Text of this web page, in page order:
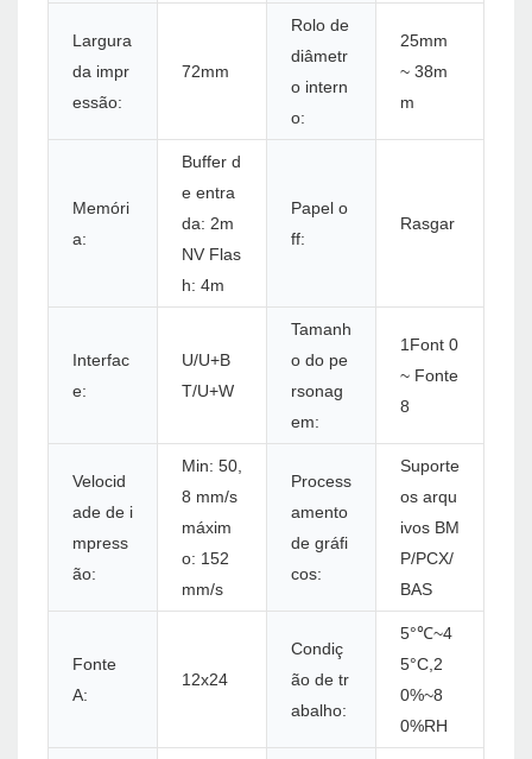
Largura
da impr
essão:
72mm
Rolo de
diâmetr
o intern
o:
25mm
~ 38m
m
Memóri
a:
Buffer d
e entra
da: 2m
NV Flas
h: 4m
Papel o
ff:
Rasgar
Interfac
e:
U/U+B
T/U+W
Tamanh
o do pe
rsonag
em:
1Font 0
~ Fonte
8
Velocid
ade de i
mpress
ão:
Min: 50,
8 mm/s
máxim
o: 152
mm/s
Process
amento
de gráfi
cos:
Suporte
os arqu
ivos BM
P/PCX/
BAS
Fonte
A:
12x24
Condiç
ão de tr
abalho:
5°℃~4
5°C,2
0%~8
0%RH